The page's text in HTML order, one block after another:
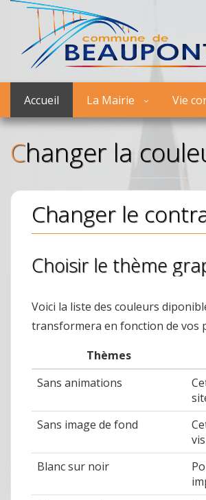
Changer la
Changer le
Choisir le thème
Voici la liste des couleurs
transformera en fonction de vos
Thèmes
Sans animations
Sans image de fond
Blanc sur noir
Accueil La Mairie Vie